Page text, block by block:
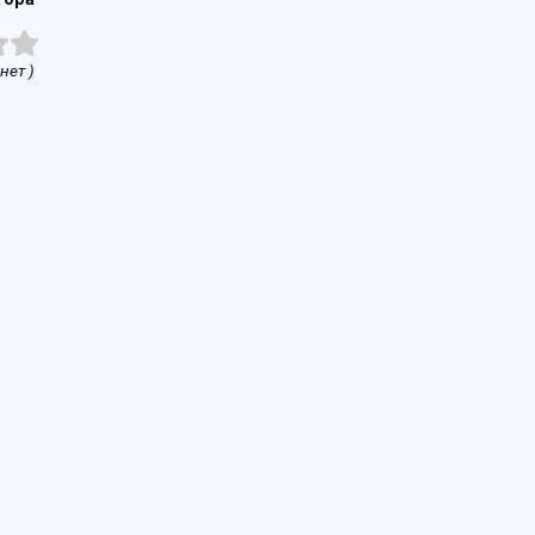
)